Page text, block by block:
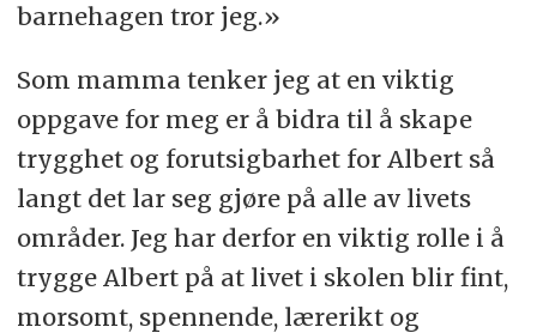
barnehagen tror jeg.»
Som mamma tenker jeg at en viktig
oppgave for meg er å bidra til å skape
trygghet og forutsigbarhet for Albert så
langt det lar seg gjøre på alle av livets
områder. Jeg har derfor en viktig rolle i å
trygge Albert på at livet i skolen blir fint,
morsomt, spennende, lærerikt og